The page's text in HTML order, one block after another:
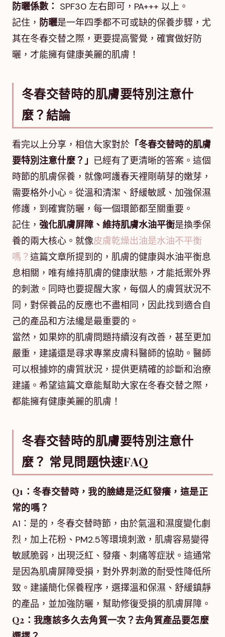
防曬係數： SPF30 左右即可，PA+++ 以上。
記住， 防曬是一年四季都不可或缺的保養步驟，尤
其在冬春交替之際，更要提高警覺，確實做好防
曬，才能擁有健康美麗的肌膚！
冬春交替時的肌膚要特別注意什
麼？結論
看完以上分享，相信大家對於 「冬春交替時的肌膚
要特別注意什麼？」 已經有了更清晰的答案。這個
時節的肌膚保養，就像呵護春天裡剛萌芽的嫩芽，
需要格外小心。從溫和清潔、舒緩敏感、加強保濕
修護，到確實防曬，每一個環節都至關重要。
記住， 強化肌膚屏障、維持肌膚水油平衡是換季保
養的兩大核心。就像皮膚乾燥出油是水油不平衡
嗎？ 這篇文章所提到的，肌膚的健康與水油平衡息
息相關，唯有維持肌膚的健康狀態，才能抵禦外界
的刺激。同時也要提醒大家，每個人的膚質狀況不
同，對保養品的反應也不盡相同，因此找到適合自
己的產品和方法纔是最重要的。
當然，如果妳的肌膚問題持續沒有改善，甚至更加
嚴重，建議還是尋求專業皮膚科醫師的協助。醫師
可以根據妳的膚質狀況，提供更精確的診斷和治療
建議。希望這篇文章能幫助大家在冬春交替之際，
都能擁有健康美麗的肌膚！
冬春交替時的肌膚要特別注意什
麼？ 常見問題快速FAQ
Q1：冬春交替時，我的臉總是泛紅發癢，這是正
常的嗎？
A1：是的，冬春交替時節，由於氣溫和濕度變化劇
烈，加上花粉、PM2.5等環境刺激，肌膚容易變得
敏感脆弱，出現泛紅、發癢、刺痛等症狀。這通常
是因為肌膚屏障受損，對外界刺激的耐受性降低所
致。建議簡化保養程序，選擇溫和保濕、舒緩鎮靜
的產品，並加強防曬，幫助修復受損的肌膚屏障。
Q2：我應該多久去角質一次？去角質產品要怎麼